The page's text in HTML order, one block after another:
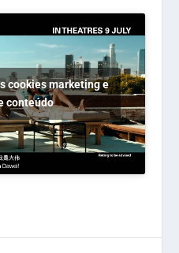
cookies marketing e
conteúdo